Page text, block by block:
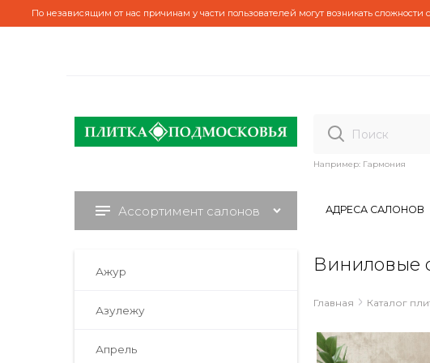
По независящим от нас причинам у части пользователей могут возникать
Например: Гармония
Ассортимент салонов АДРЕСА САЛОНОВ
Ажур
Азулежу
Апрель
Виниловые
Главная Каталог